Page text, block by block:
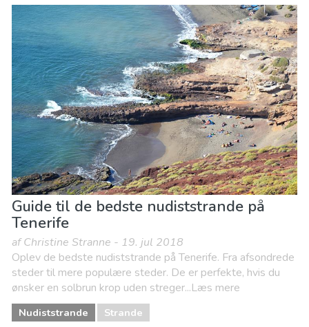
Guide til de bedste nudiststrande på
Tenerife
af Christine Stranne - 19. jul 2018
Oplev de bedste nudiststrande på Tenerife. Fra afsondrede
steder til mere populære steder. De er perfekte, hvis du
ønsker en solbrun krop uden streger...Læs mere
Nudiststrande Strande